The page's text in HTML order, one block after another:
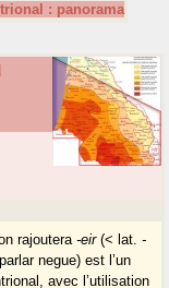
: panorama
rajoutera-eir(< lat.-
negue) est l’un
avec l’utilisation